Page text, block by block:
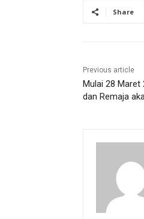
Share
Previous article
Mulai 28 Maret
dan Remaja